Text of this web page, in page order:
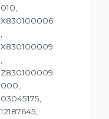
010,
X830100006
,
X830100009
,
Z830100009
000,
03045175,
12187645,